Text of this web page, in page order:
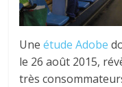
Uneétude Adobe
le 26 août 2015,
très